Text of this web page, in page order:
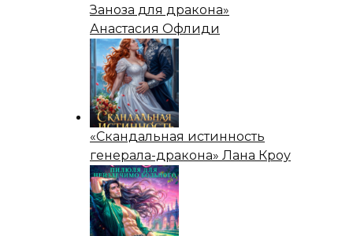
Заноза для дракона»
Анастасия Офлиди
«Скандальная истинность
генерала-дракона» Лана Кроу